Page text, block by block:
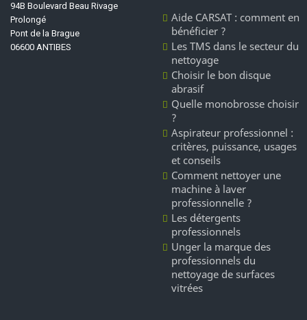
94B Boulevard Beau Rivage
Prolongé
Pont de la Brague
06600 ANTIBES
Aide CARSAT : comment en
bénéficier ?
Les TMS dans le secteur du
nettoyage
Choisir le bon disque
abrasif
Quelle monobrosse choisir
?
Aspirateur professionnel :
critères, puissance, usages
et conseils
Comment nettoyer une
machine à laver
professionnelle ?
Les détergents
professionnels
Unger la marque des
professionnels du
nettoyage de surfaces
vitrées